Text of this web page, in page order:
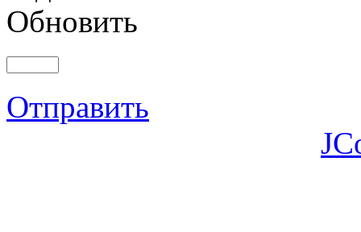
Обновить
Отправить